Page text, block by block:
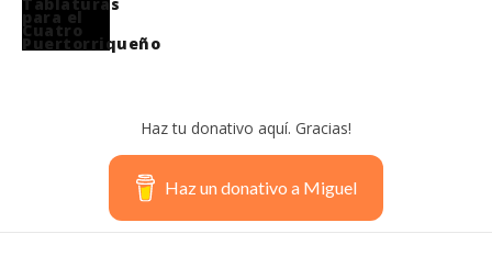
Haz tu donativo aquí. Gracias!
Haz un donativo a Miguel